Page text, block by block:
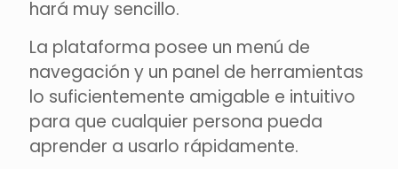
hará muy sencillo.
La plataforma posee un menú de
navegación y un panel de herramientas
lo suficientemente amigable e intuitivo
para que cualquier persona pueda
aprender a usarlo rápidamente.